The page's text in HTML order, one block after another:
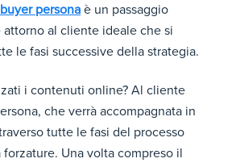
buyer persona è un passaggio
al cliente ideale che si
le fasi successive della strategia.
i contenuti online? Al cliente
che verrà accompagnata in
tutte le fasi del processo
forzature. Una volta compreso il